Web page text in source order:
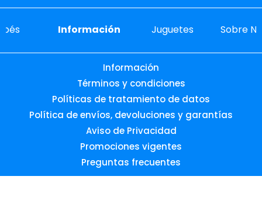
Información Juguetes Sobre
Información
Términos y condiciones
Políticas de tratamiento de datos
Política de envíos, devoluciones y garantías
Aviso de Privacidad
Promociones vigentes
Preguntas frecuentes